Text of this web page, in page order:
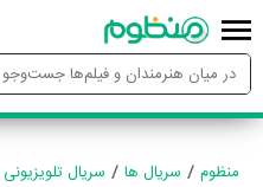
منظوم سریال ها سریال تلویزیونی